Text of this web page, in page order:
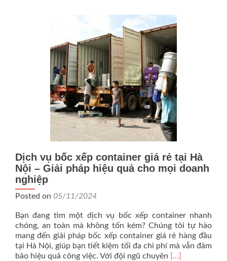
Nhanh
chóng,
Uy
tín,
Giá
rẻ
Dịch vụ bốc xếp container giá rẻ tại Hà
Nội – Giải pháp hiệu quả cho mọi doanh
nghiệp
Posted on 05/11/2024
Bạn đang tìm một dịch vụ bốc xếp container nhanh
chóng, an toàn mà không tốn kém? Chúng tôi tự hào
mang đến giải pháp bốc xếp container giá rẻ hàng đầu
tại Hà Nội, giúp bạn tiết kiệm tối đa chi phí mà vẫn đảm
bảo hiệu quả công việc. Với đội ngũ chuyên Read
[…]